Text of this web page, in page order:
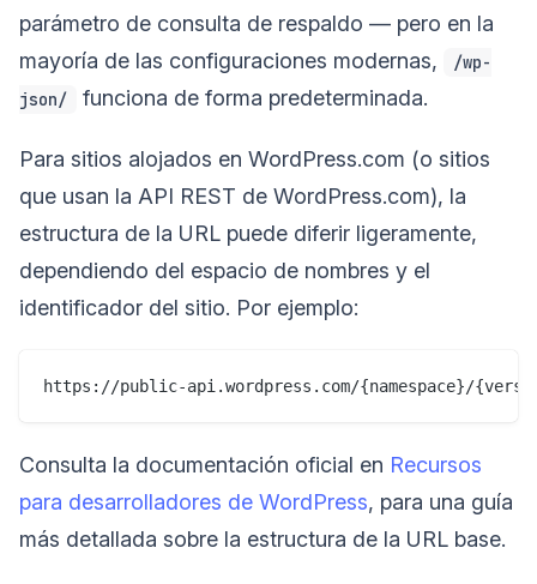
parámetro de consulta de respaldo — pero en la
mayoría de las configuraciones modernas,
/wp-
json/
funciona de forma predeterminada.
Para sitios alojados en WordPress.com (o sitios
que usan la API REST de WordPress.com), la
estructura de la URL puede diferir ligeramente,
dependiendo del espacio de nombres y el
identificador del sitio. Por ejemplo:
Consulta la documentación oficial en Recursos
para desarrolladores de WordPress, para una guía
más detallada sobre la estructura de la URL base.